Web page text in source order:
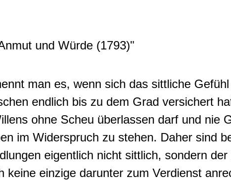
und Würde (1793)"
man es, wenn sich das sittliche
endlich bis zu dem Grad versichert
ohne Scheu überlassen darf und nie
im Widerspruch zu stehen. Daher sind
eigentlich nicht sittlich, sondern
keine einzige darunter zum Verdienst